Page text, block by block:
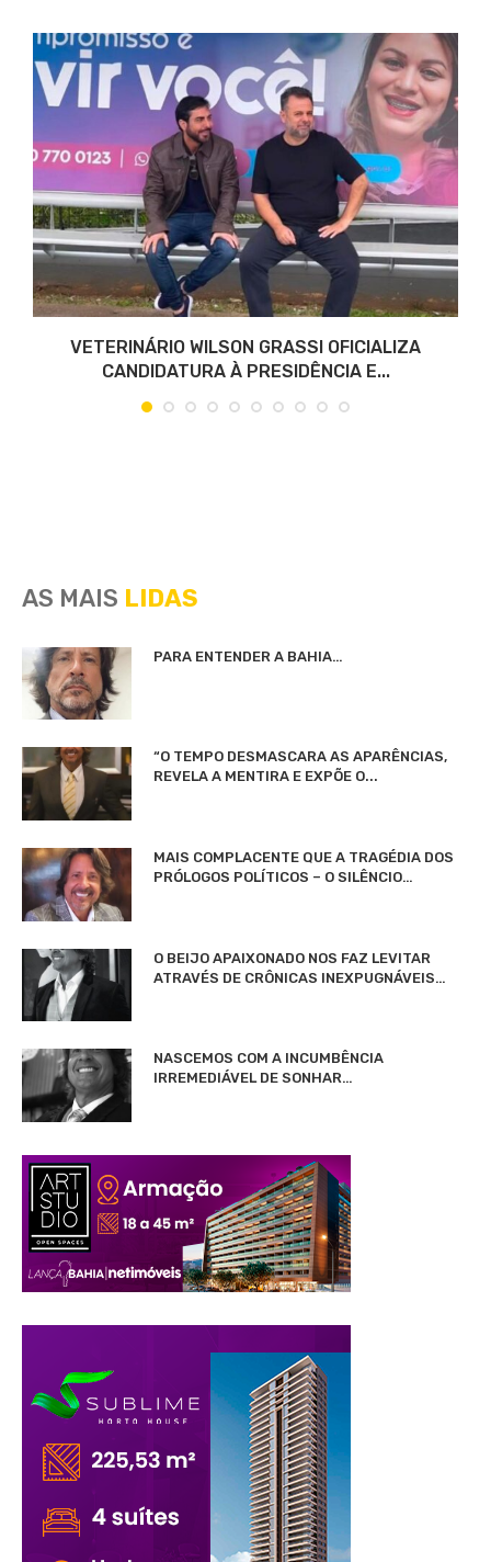
VETERINÁRIO WILSON GRASSI OFICIALIZA
CANDIDATURA À PRESIDÊNCIA E...
AS MAIS LIDAS
PARA ENTENDER A BAHIA…
“O TEMPO DESMASCARA AS APARÊNCIAS,
REVELA A MENTIRA E EXPÕE O...
MAIS COMPLACENTE QUE A TRAGÉDIA DOS
PRÓLOGOS POLÍTICOS – O SILÊNCIO…
O BEIJO APAIXONADO NOS FAZ LEVITAR
ATRAVÉS DE CRÔNICAS INEXPUGNÁVEIS…
NASCEMOS COM A INCUMBÊNCIA
IRREMEDIÁVEL DE SONHAR…